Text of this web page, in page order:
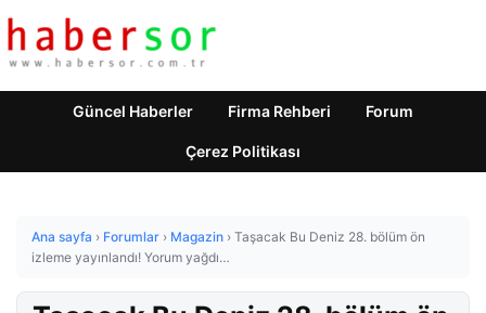
Güncel Haberler Firma Rehberi Forum
Çerez Politikası
Ana sayfa › Forumlar › Magazin › Taşacak Bu Deniz 28. bölüm ön
izleme yayınlandı! Yorum yağdı…